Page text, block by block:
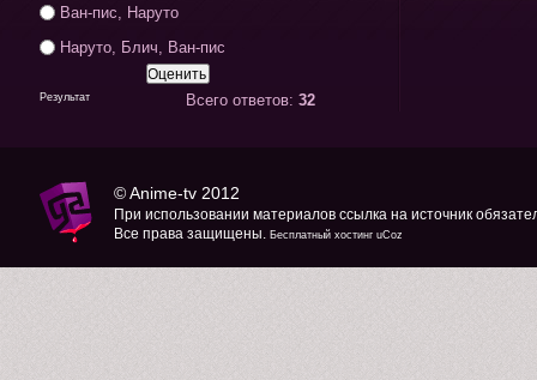
Ван-пис, Наруто
Наруто, Блич, Ван-пис
Результат Всего ответов: 32
©Anime-tv 2012
При использовании материалов ссылка на источник
Все права защищены. Бесплатный хостинг uCoz